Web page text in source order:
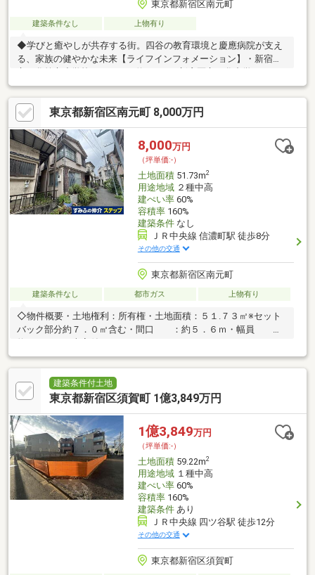
東京都新宿区南元町
建築条件なし 上物有り
◆学びと癒やしが共存する街。四谷の教育環境と慶應病院が支え
る、家族の健やかな未来【ライフインフォメーション】・新宿区
立四谷第六小学校・・・・・約840m ・新宿区立四谷中学
校・・・・・・・約710m・慶應義塾大学病院・・・・・・・・約
600m ・三菱UFJ 銀行四谷支店・・・・・・約1080m ・ファミリ
ーマート四谷若葉店・・・約210m・ワイズマートアトレ信濃
店・・・・約450m
東京都新宿区南元町 8,000万円
8,000万円
（坪単価:-）
土地面積51.73m2
用途地域２種中高
建ぺい率60%
容積率160%
建築条件なし
ＪＲ中央線 信濃町駅 徒歩8分
その他の交通
東京都新宿区南元町
建築条件なし 都市ガス 上物有り
◇物件概要・土地権利：所有権・土地面積：５１.７３㎡※セット
バック部分約７．０㎡含む・間口 ：約５．６ｍ・幅員 ：
建築条件付土地
東京都新宿区須賀町 1億3,849万円
1億3,849万円
（坪単価:-）
土地面積59.22m2
用途地域１種中高
建ぺい率60%
容積率160%
建築条件あり
ＪＲ中央線 四ツ谷駅 徒歩12分
その他の交通
東京都新宿区須賀町